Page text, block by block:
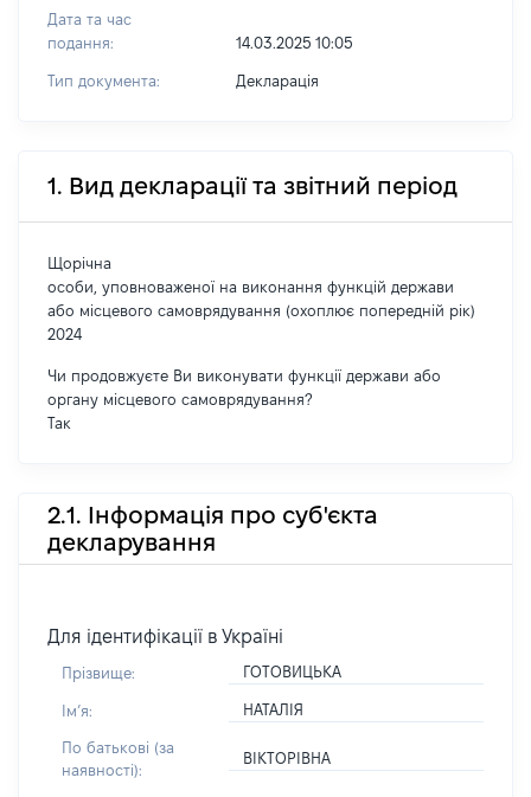
Дата та час
подання:
14.03.2025 10:05
Тип документа: Декларація
1. Вид декларації та звітний період
Щорічна
особи, уповноваженої на виконання функцій держави
або місцевого самоврядування (охоплює попередній рік)
2024
Чи продовжуєте Ви виконувати функції держави або
органу місцевого самоврядування?
Так
2.1. Інформація про суб'єкта
декларування
Для ідентифікації в Україні
Прізвище: ГОТОВИЦЬКА
Імʼя: НАТАЛІЯ
По батькові (за
наявності):
ВІКТОРІВНА